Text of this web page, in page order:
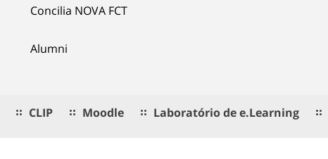
Concilia NOVA FCT
Alumni
CLIP Moodle Laboratório de e.Learning